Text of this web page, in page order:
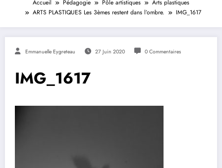
Accueil Pédagogie Pôle artistiques
Arts plastiques
ARTS PLASTIQUES Les 3èmes restent dans l’ombre.
IMG_1617
Emmanuelle Eygreteau 27 Juin 2020 0 Commentaires
IMG_1617